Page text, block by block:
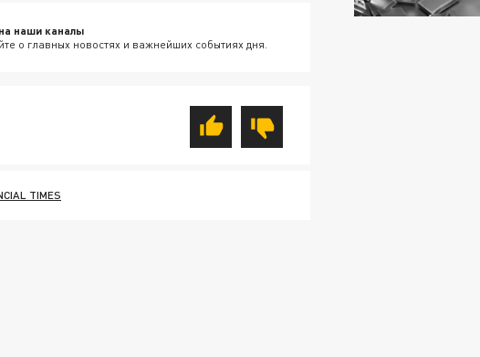
наши каналы
о главных новостях и важнейших событиях дня.
TIMES